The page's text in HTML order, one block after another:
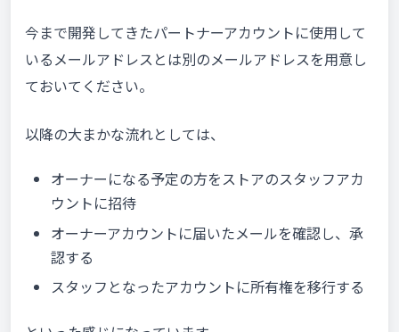
今まで開発してきたパートナーアカウントに使用して
いるメールアドレスとは別のメールアドレスを用意し
ておいてください。
以降の大まかな流れとしては、
オーナーになる予定の方をストアのスタッフアカ
ウントに招待
オーナーアカウントに届いたメールを確認し、承
認する
スタッフとなったアカウントに所有権を移行する